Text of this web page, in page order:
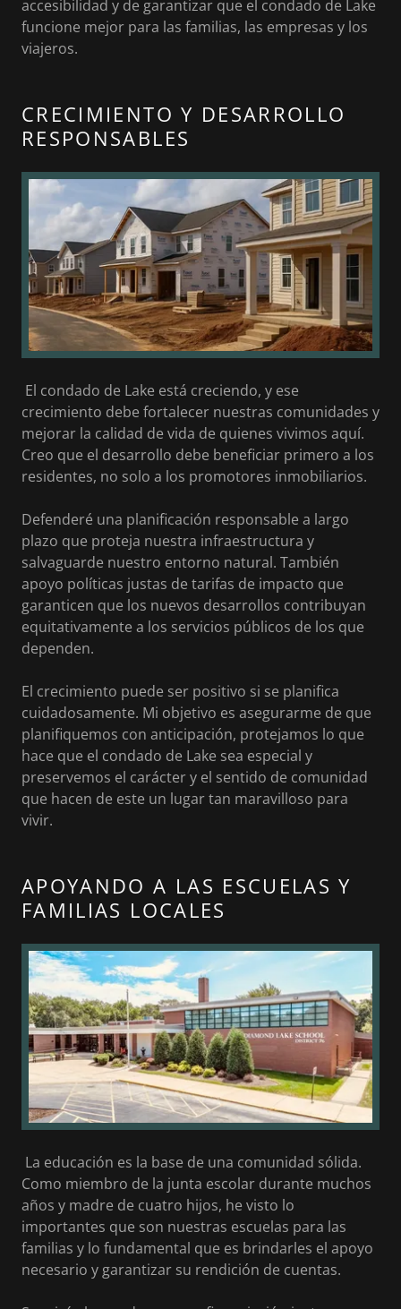
accesibilidad y de garantizar que el condado de Lake
funcione mejor para las familias, las empresas y los
viajeros.
CRECIMIENTO Y DESARROLLO
RESPONSABLES
El condado de Lake está creciendo, y ese
crecimiento debe fortalecer nuestras comunidades y
mejorar la calidad de vida de quienes vivimos aquí.
Creo que el desarrollo debe beneficiar primero a los
residentes, no solo a los promotores inmobiliarios.
Defenderé una planificación responsable a largo
plazo que proteja nuestra infraestructura y
salvaguarde nuestro entorno natural. También
apoyo políticas justas de tarifas de impacto que
garanticen que los nuevos desarrollos contribuyan
equitativamente a los servicios públicos de los que
dependen.
El crecimiento puede ser positivo si se planifica
cuidadosamente. Mi objetivo es asegurarme de que
planifiquemos con anticipación, protejamos lo que
hace que el condado de Lake sea especial y
preservemos el carácter y el sentido de comunidad
que hacen de este un lugar tan maravilloso para
vivir.
APOYANDO A LAS ESCUELAS Y
FAMILIAS LOCALES
La educación es la base de una comunidad sólida.
Como miembro de la junta escolar durante muchos
años y madre de cuatro hijos, he visto lo
importantes que son nuestras escuelas para las
familias y lo fundamental que es brindarles el apoyo
necesario y garantizar su rendición de cuentas.